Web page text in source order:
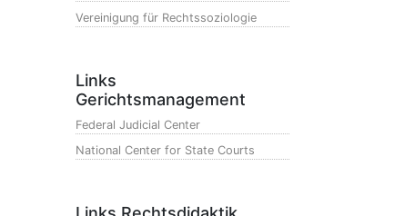
Vereinigung für Rechtssoziologie
Links
Gerichtsmanagement
Federal Judicial Center
National Center for State Courts